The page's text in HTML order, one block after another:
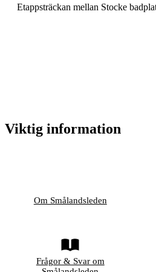
Etappsträckan mellan Stocke
Viktig information
Om Smålandsleden
Frågor & Svar om